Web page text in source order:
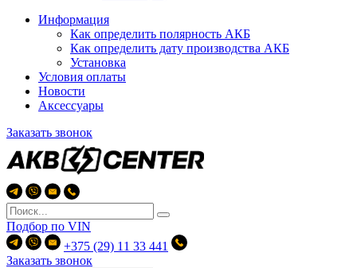
Информация
Как определить полярность АКБ
Как определить дату производства АКБ
Установка
Условия оплаты
Новости
Аксессуары
Заказать звонок
Подбор по VIN
+375 (29) 11 33 441
Заказать звонок